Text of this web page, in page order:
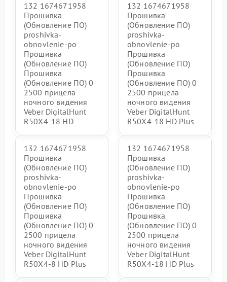
132 1674671958
Прошивка
(Обновление ПО)
proshivka-
obnovlenie-po
Прошивка
(Обновление ПО)
Прошивка
(Обновление ПО) 0
2500 прицела
ночного видения
Veber DigitalHunt
R50X4-18 HD
132 1674671958
Прошивка
(Обновление ПО)
proshivka-
obnovlenie-po
Прошивка
(Обновление ПО)
Прошивка
(Обновление ПО) 0
2500 прицела
ночного видения
Veber DigitalHunt
R50X4-18 HD Plus
132 1674671958
Прошивка
(Обновление ПО)
proshivka-
obnovlenie-po
Прошивка
(Обновление ПО)
Прошивка
(Обновление ПО) 0
2500 прицела
ночного видения
Veber DigitalHunt
R50X4-8 HD Plus
132 1674671958
Прошивка
(Обновление ПО)
proshivka-
obnovlenie-po
Прошивка
(Обновление ПО)
Прошивка
(Обновление ПО) 0
2500 прицела
ночного видения
Veber DigitalHunt
R50X4-18 HD Plus